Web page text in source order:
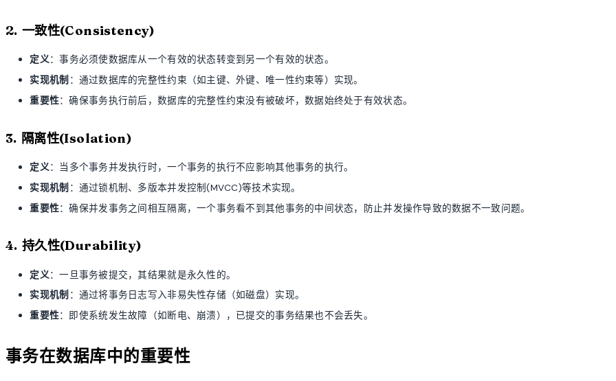
2. 一致性(Consistency)
定义：事务必须使数据库从一个有效的状态转变到另一个有效的状态。
实现机制 ：通过数据库的完整性约束（如主键、外键、唯一性约束等）实现。
重要性：确保事务执行前后，数据库的完整性约束没有被破坏，数据始终处于有效状态。
3. 隔离性(Isolation)
定义：当多个事务并发执行时，一个事务的执行不应影响其他事务的执行。
实现机制 ：通过锁机制、多版本并发控制(MVCC)等技术实现。
重要性：确保并发事务之间相互隔离，一个事务看不到其他事务的中间状态，防止并发操作导致的数据不一致问题。
4. 持久性(Durability)
定义：一旦事务被提交，其结果就是永久性的。
实现机制 ：通过将事务日志写入非易失性存储（如磁盘）实现。
重要性：即使系统发生故障（如断电、崩溃），已提交的事务结果也不会丢失。
事务在数据库中的重要性